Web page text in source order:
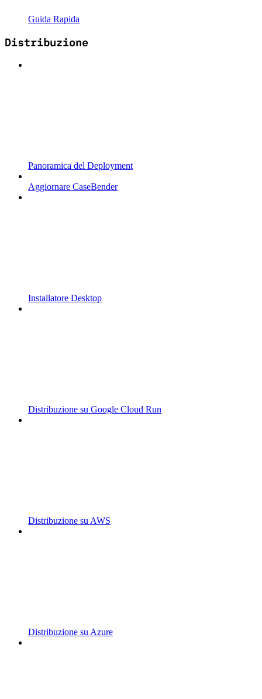
Guida Rapida
Distribuzione
Panoramica del Deployment
Aggiornare CaseBender
Installatore Desktop
Distribuzione su Google Cloud Run
Distribuzione su AWS
Distribuzione su Azure